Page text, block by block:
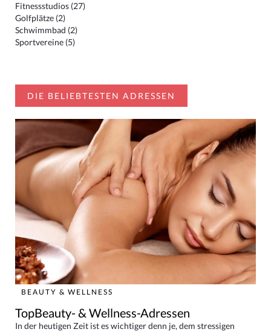
Fitnessstudios (27)
Golfplätze (2)
Schwimmbad (2)
Sportvereine (5)
DIE BELIEBTESTEN ADRESSEN
BEAUTY & WELLNESS
TopBeauty- & Wellness-Adressen
In der heutigen Zeit ist es wichtiger denn je, dem stressigen